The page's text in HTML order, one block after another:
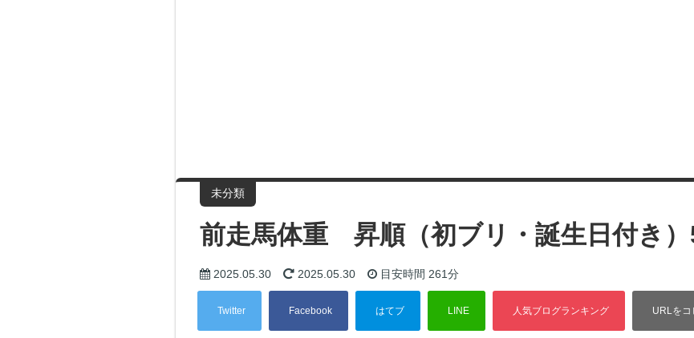
未分類
前走馬体重 昇順（初ブリ・誕生日付き）
2025.05.30 2025.05.30 目安時間 261分